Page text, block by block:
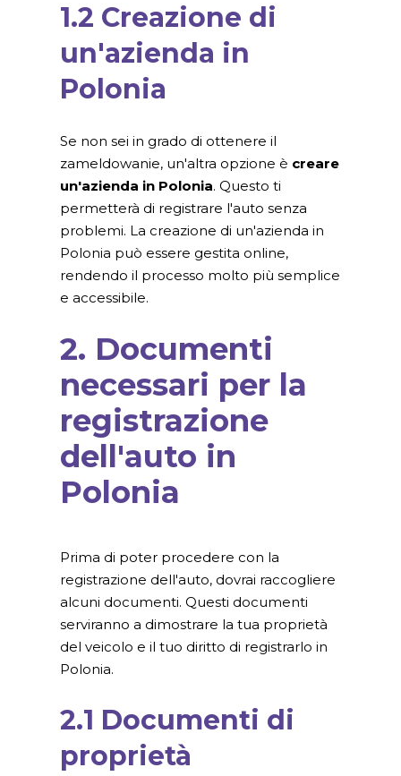
1.2 Creazione di
un'azienda in
Polonia
Se non sei in grado di ottenere il
zameldowanie, un'altra opzione è creare
un'azienda in Polonia. Questo ti
permetterà di registrare l'auto senza
problemi. La creazione di un'azienda in
Polonia può essere gestita online,
rendendo il processo molto più semplice
e accessibile.
2. Documenti
necessari per la
registrazione
dell'auto in
Polonia
Prima di poter procedere con la
registrazione dell'auto, dovrai raccogliere
alcuni documenti. Questi documenti
serviranno a dimostrare la tua proprietà
del veicolo e il tuo diritto di registrarlo in
Polonia.
2.1 Documenti di
proprietà